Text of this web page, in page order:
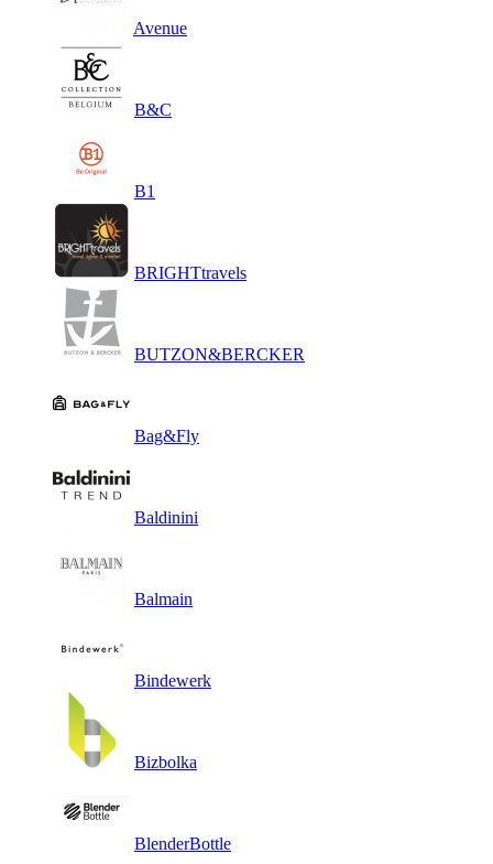
Avenue
B&C
B1
BRIGHTtravels
BUTZON&BERCKER
Bag&Fly
Baldinini
Balmain
Bindewerk
Bizbolka
BlenderBottle